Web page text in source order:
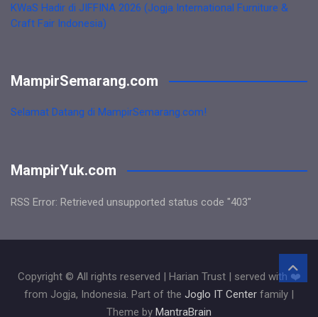
KWaS Hadir di JIFFINA 2026 (Jogja International Furniture &
Craft Fair Indonesia)
MampirSemarang.com
Selamat Datang di MampirSemarang.com!
MampirYuk.com
RSS Error: Retrieved unsupported status code "403"
Copyright © All rights reserved | Harian Trust | served with ❤️
from Jogja, Indonesia. Part of the Joglo IT Center family |
Theme by MantraBrain